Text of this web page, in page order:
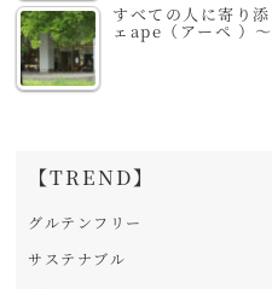
すべての人に寄り
ェape（アーペ ）
【TREND】
グルテンフリー
サステナブル